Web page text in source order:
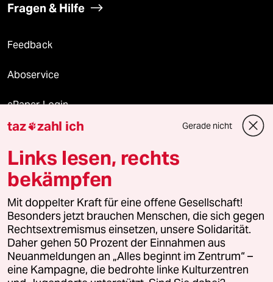
Fragen & Hilfe
Feedback
Aboservice
ePaper Login
Downloads für Abonnierende
© 2026 taz Verlags und Vertriebs GmbH
Alle Rechte vorbehalten. Bei rechtlichen Fragen oder für Genehmigungen
wenden Sie sich bitte an lizenzen@taz.de
Feedback Redaktionsstatut Kommune-Richtlinien
Leitlinie Informant Datenschutz Impressum AGB
taz zahl ich Gerade nicht
Links lesen, rechts
bekämpfen
Mit doppelter Kraft für eine offene Gesellschaft!
Besonders jetzt brauchen Menschen, die sich gegen
Rechtsextremismus einsetzen, unsere Solidarität.
Daher gehen 50 Prozent der Einnahmen aus
Neuanmeldungen an „Alles beginnt im Zentrum“ –
eine Kampagne, die bedrohte linke Kulturzentren